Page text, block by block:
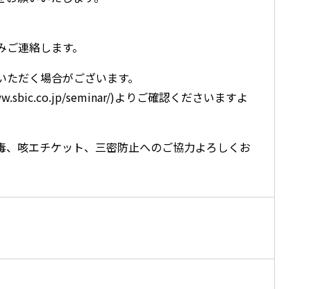
連絡します。
だく場合がございます。
seminar/)よりご確認くださいますよ
咳エチケット、三密防止へのご協力よろしくお